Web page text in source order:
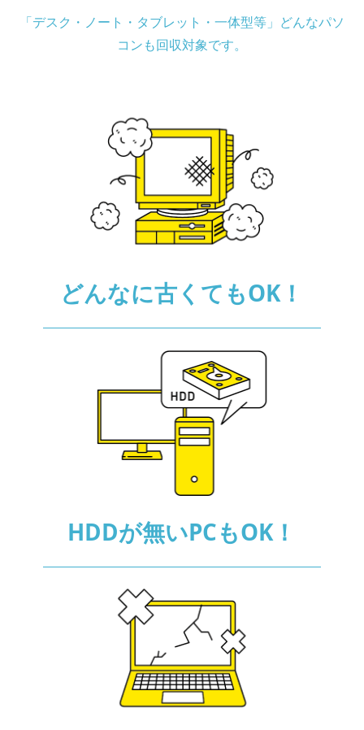
「デスク・ノート・タブレット・一体型等」どんなパソ
コンも回収対象です。
どんなに古くてもOK！
HDDが無いPCもOK！